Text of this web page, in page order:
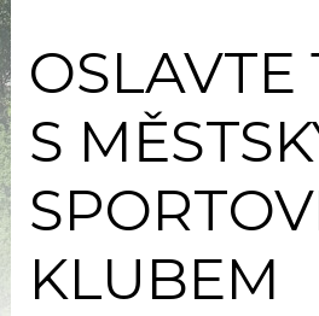
OSLAVTE
S
KLUBEM